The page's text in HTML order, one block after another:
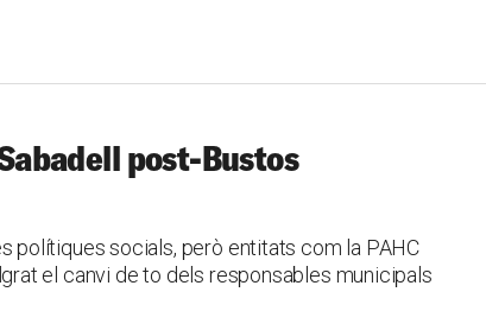
post-Bustos
polítiques socials, però entitats com la PAHC
el canvi de to dels responsables municipals